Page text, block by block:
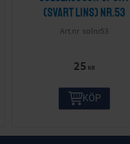
(svart lins) nr.53
solnr53
25 KR
KÖP